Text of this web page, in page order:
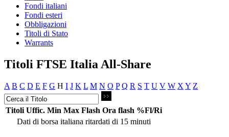
Fondi italiani
Fondi esteri
Obbligazioni
Titoli di Stato
Warrants
Titoli FTSE Italia All-Share
A B C D E F G H I J K L M N O P Q R S T U V W X Y Z
Titoli Uffic. Min Max Flash Ora flash %Fl/Ri
Dati di borsa italiana ritardati di 15 minuti